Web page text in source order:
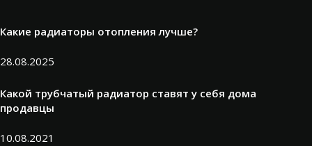
Какие радиаторы отопления лучше?
28.08.2025
Какой трубчатый радиатор ставят у себя дома
продавцы
10.08.2021